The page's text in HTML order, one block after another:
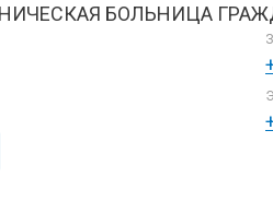
БОЛЬНИЦА